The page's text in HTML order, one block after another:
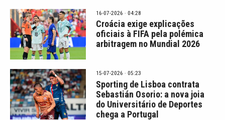
16-07-2026 · 04:28
Croácia exige explicações
oficiais à FIFA pela polémica
arbitragem no Mundial 2026
15-07-2026 · 05:23
Sporting de Lisboa contrata
Sebastián Osorio: a nova joia
do Universitário de Deportes
chega a Portugal